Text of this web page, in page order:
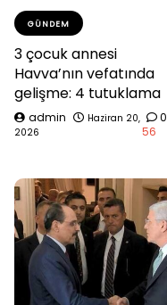
GÜNDEM
3 çocuk annesi
Havva’nın vefatında
gelişme: 4 tutuklama
admin
Haziran 20,
2026
0
56